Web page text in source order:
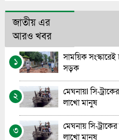
জাতীয় এর
আরও খবর
১
সাময়িক
সড়ক
২
মেঘনায়l সি-
লাখো মানুষ
৩
মেঘনায় সি-
লাখো মানুষ